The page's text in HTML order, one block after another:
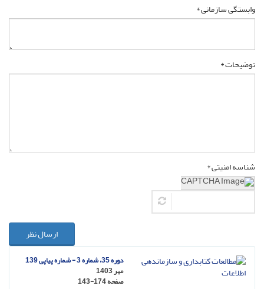
وابستگی سازمانی *
توضیحات *
شناسه امنیتی *
ارسال نظر
دوره 35، شماره 3 - شماره پیاپی 139
مهر 1403
صفحه143-174